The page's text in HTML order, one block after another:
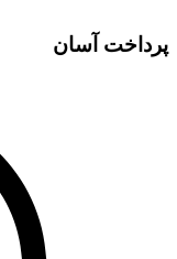
پرداخت آسان